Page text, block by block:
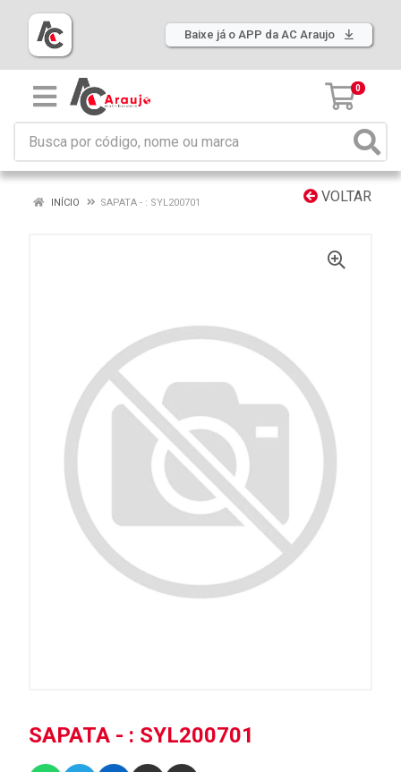
Baixe já o APP da AC Araujo
0
VOLTAR
INÍCIO SAPATA - : SYL200701
SAPATA - : SYL200701